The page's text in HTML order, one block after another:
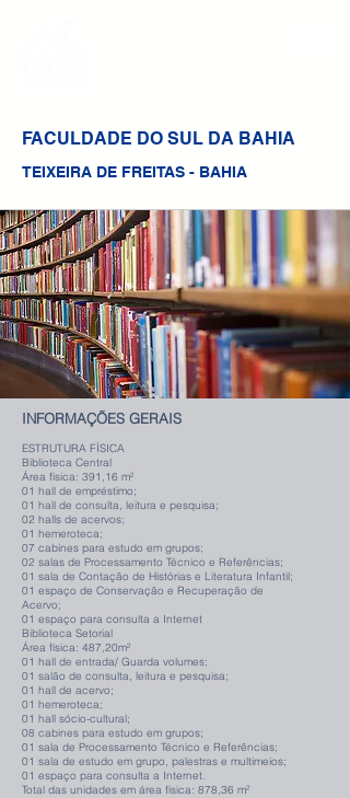
FACULDADE DO SUL DA BAHIA
TEIXEIRA DE FREITAS - BAHIA
INFORMAÇÕES GERAIS
ESTRUTURA FÍSICA
Biblioteca Central
Área física: 391,16 m²
01 hall de empréstimo;
01 hall de consulta, leitura e pesquisa;
02 halls de acervos;
01 hemeroteca;
07 cabines para estudo em grupos;
02 salas de Processamento Técnico e Referências;
01 sala de Contação de Histórias e Literatura Infantil;
01 espaço de Conservação e Recuperação de
Acervo;
01 espaço para consulta a Internet
Biblioteca Setorial
Área física: 487,20m²
01 hall de entrada/ Guarda volumes;
01 salão de consulta, leitura e pesquisa;
01 hall de acervo;
01 hemeroteca;
01 hall sócio-cultural;
08 cabines para estudo em grupos;
01 sala de Processamento Técnico e Referências;
01 sala de estudo em grupo, palestras e multimeios;
01 espaço para consulta a Internet.
Total das unidades em área física: 878,36 m²